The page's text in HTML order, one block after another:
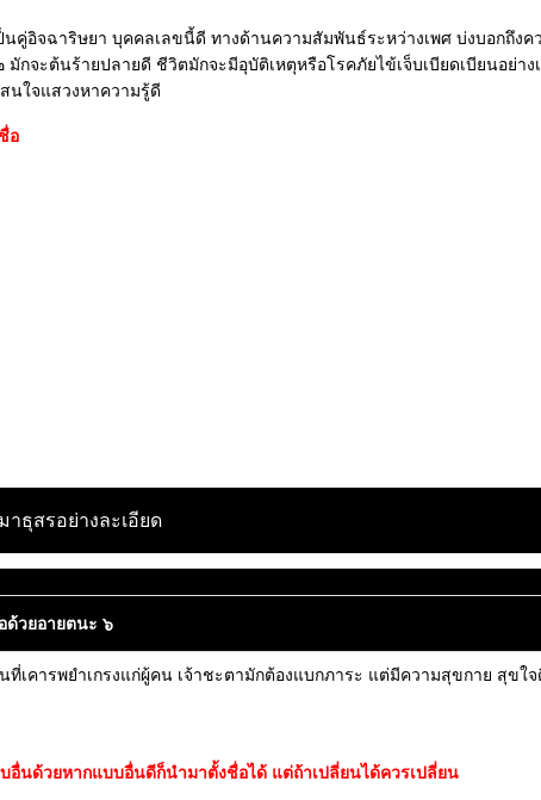
คู่อิจฉาริษยา บุคคลเลขนี้ดี ทางด้านความสัมพันธ์ระหว่างเพศ บ่งบอกถึง
ะต้นร้ายปลายดี ชีวิตมักจะมีอุบัติเหตุหรือโรคภัยไข้เจ็บเบียดเบียนอย่าง
นใจแสวงหาความรู้ดี
อ
าธุสรอย่างละเอียด
ด้วยอายตนะ ๖
คารพยำเกรงแก่ผู้คน เจ้าชะตามักต้องแบกภาระ แต่มีความสุขกาย สุข
นด้วยหากแบบอื่นดีก็นำมาตั้งชื่อได้ แต่ถ้าเปลี่ยนได้ควรเปลี่ยน